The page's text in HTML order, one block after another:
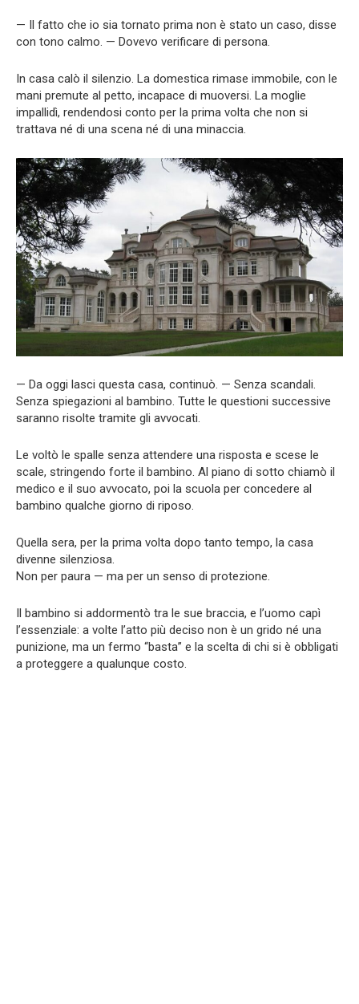
— Il fatto che io sia tornato prima non è stato un caso, disse
con tono calmo. — Dovevo verificare di persona.
In casa calò il silenzio. La domestica rimase immobile, con le
mani premute al petto, incapace di muoversi. La moglie
impallidì, rendendosi conto per la prima volta che non si
trattava né di una scena né di una minaccia.
— Da oggi lasci questa casa, continuò. — Senza scandali.
Senza spiegazioni al bambino. Tutte le questioni successive
saranno risolte tramite gli avvocati.
Le voltò le spalle senza attendere una risposta e scese le
scale, stringendo forte il bambino. Al piano di sotto chiamò il
medico e il suo avvocato, poi la scuola per concedere al
bambino qualche giorno di riposo.
Quella sera, per la prima volta dopo tanto tempo, la casa
divenne silenziosa.
Non per paura — ma per un senso di protezione.
Il bambino si addormentò tra le sue braccia, e l’uomo capì
l’essenziale: a volte l’atto più deciso non è un grido né una
punizione, ma un fermo “basta” e la scelta di chi si è obbligati
a proteggere a qualunque costo.